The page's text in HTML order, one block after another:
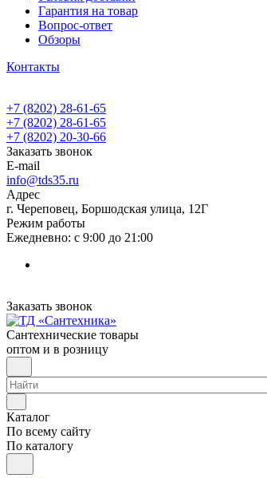
Гарантия на товар
Вопрос-ответ
Обзоры
Контакты
+7 (8202) 28‑61-65
+7 (8202) 28‑61-65
+7 (8202) 20‑30-66
Заказать звонок
E-mail
info@tds35.ru
Адрес
г. Череповец, Боршодская улица, 12Г
Режим работы
Ежедневно: с 9:00 до 21:00
Заказать звонок
Сантехнические товары
оптом и в розницу
Каталог
По всему сайту
По каталогу